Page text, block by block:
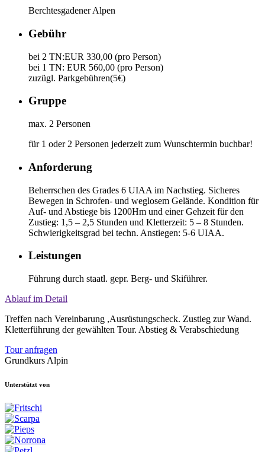
Berchtesgadener Alpen
Gebühr
bei 2 TN:EUR 330,00 (pro Person)
bei 1 TN: EUR 560,00 (pro Person)
zuzügl. Parkgebühren(5€)
Gruppe
max. 2 Personen
für 1 oder 2 Personen jederzeit zum Wunschtermin buchbar!
Anforderung
Beherrschen des Grades 6 UIAA im Nachstieg. Sicheres
Bewegen in Schrofen- und weglosem Gelände. Kondition für
Auf- und Abstiege bis 1200Hm und einer Gehzeit für den
Zustieg: 1,5 – 2,5 Stunden und Kletterzeit: 5 – 8 Stunden.
Schwierigkeitsgrad bei techn. Anstiegen: 5-6 UIAA.
Leistungen
Führung durch staatl. gepr. Berg- und Skiführer.
Ablauf im Detail
Treffen nach Vereinbarung ,Ausrüstungscheck. Zustieg zur Wand.
Kletterführung der gewählten Tour. Abstieg & Verabschiedung
Tour anfragen
Grundkurs Alpin
Unterstützt von